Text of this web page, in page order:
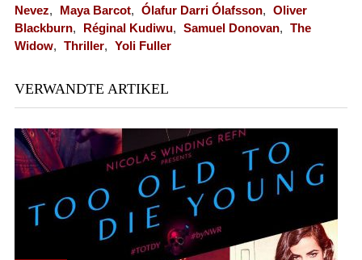
Nevez, Maya Barcot, Ólafur Darri Ólafsson, Oliver
Blackburn, Réginal Kudiwu, Samuel Donovan, The
Widow, Thriller, Yoli Fuller
VERWANDTE ARTIKEL